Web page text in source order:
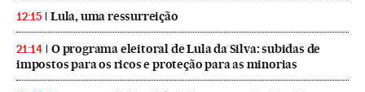
12:15 Lula, uma ressurreição
21:14
O programa eleitoral de Lula da Silva: subidas de
impostos para os ricos e proteção para as minorias